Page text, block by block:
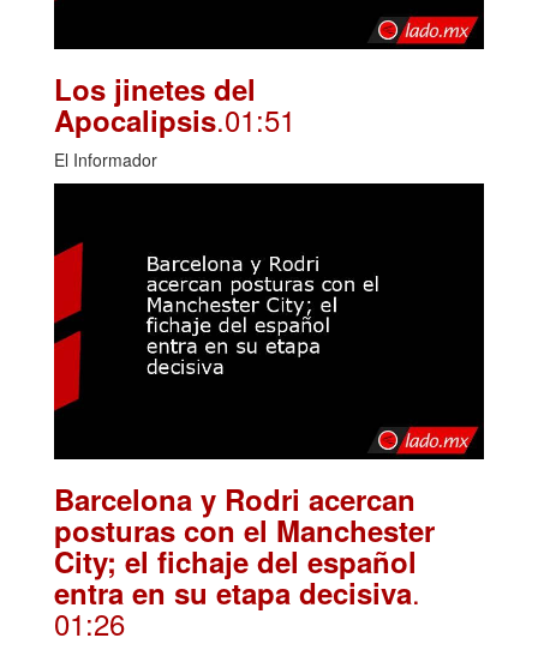
Los jinetes del
Apocalipsis.01:51
El Informador
Barcelona y Rodri acercan
posturas con el Manchester
City; el fichaje del español
entra en su etapa decisiva.
01:26